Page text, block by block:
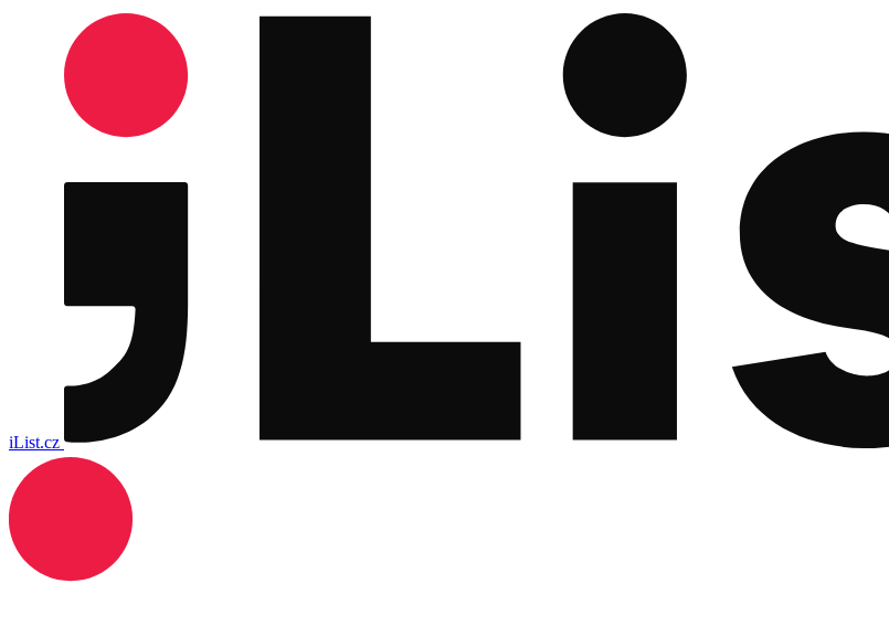
iList.cz